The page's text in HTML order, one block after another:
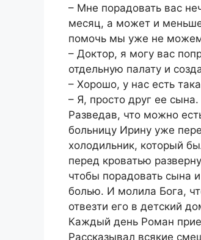
– Мне порадовать вас
месяц, а может и
помочь мы уже не
– Доктор, я могу вас
отдельную палату и
– Хорошо, у нас есть
– Я, просто друг ее сына.
Разведав, что можно
больницу Ирину уже
холодильник, который
перед кроватью
чтобы порадовать сына
болью. И молила Бога,
отвезти его в детский
Каждый день Роман
Рассказывал всякие